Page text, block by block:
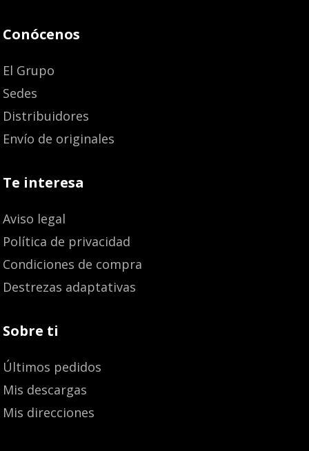
Conócenos
El Grupo
Sedes
Distribuidores
Envío de originales
Te interesa
Aviso legal
Política de privacidad
Condiciones de compra
Destrezas adaptativas
Sobre ti
Últimos pedidos
Mis descargas
Mis direcciones